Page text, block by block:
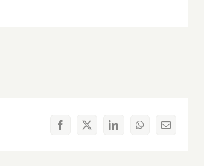
Facebook
X LinkedInWhatsAppCorreo